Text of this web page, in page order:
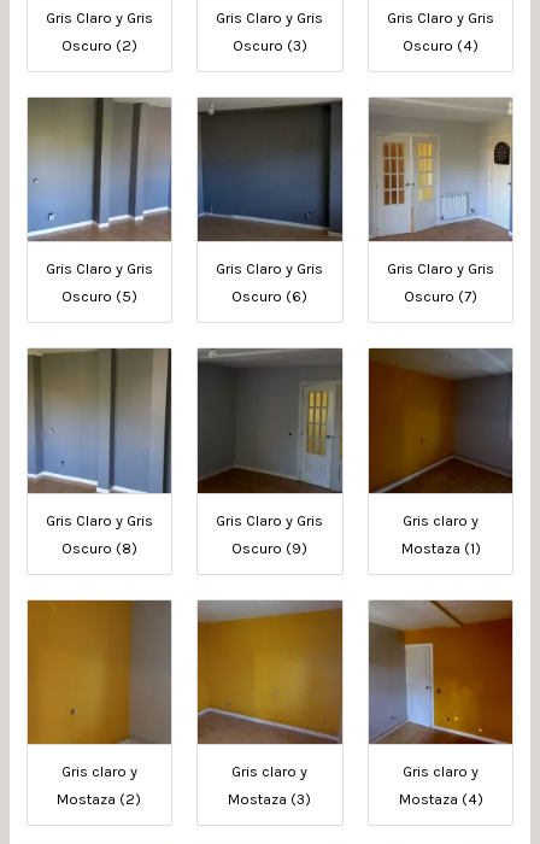
Gris Claro y Gris
Oscuro (2)
Gris Claro y Gris
Oscuro (3)
Gris Claro y Gris
Oscuro (4)
Gris Claro y Gris
Oscuro (5)
Gris Claro y Gris
Oscuro (6)
Gris Claro y Gris
Oscuro (7)
Gris Claro y Gris
Oscuro (8)
Gris Claro y Gris
Oscuro (9)
Gris claro y
Mostaza (1)
Gris claro y
Mostaza (2)
Gris claro y
Mostaza (3)
Gris claro y
Mostaza (4)